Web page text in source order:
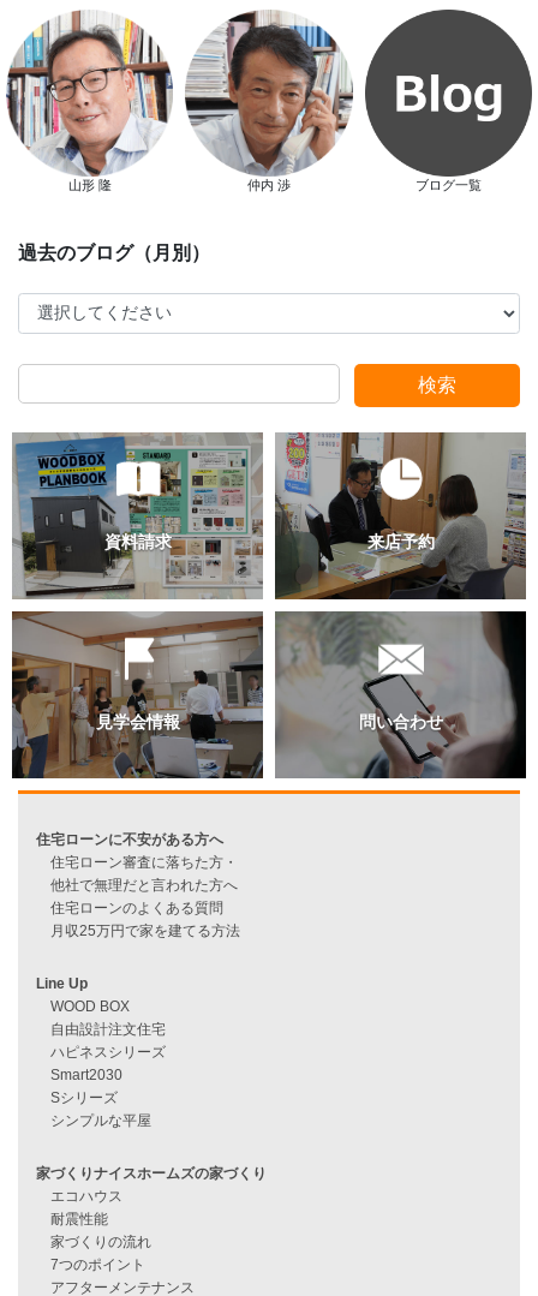
スタッフ別ブログ
山形 隆 仲内 渉 ブログ一覧
過去のブログ（月別）
検索
資料請求